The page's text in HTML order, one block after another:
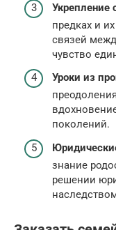
Укрепление
предках и
связей
чувство
Уроки из
поколений.
знание
решении